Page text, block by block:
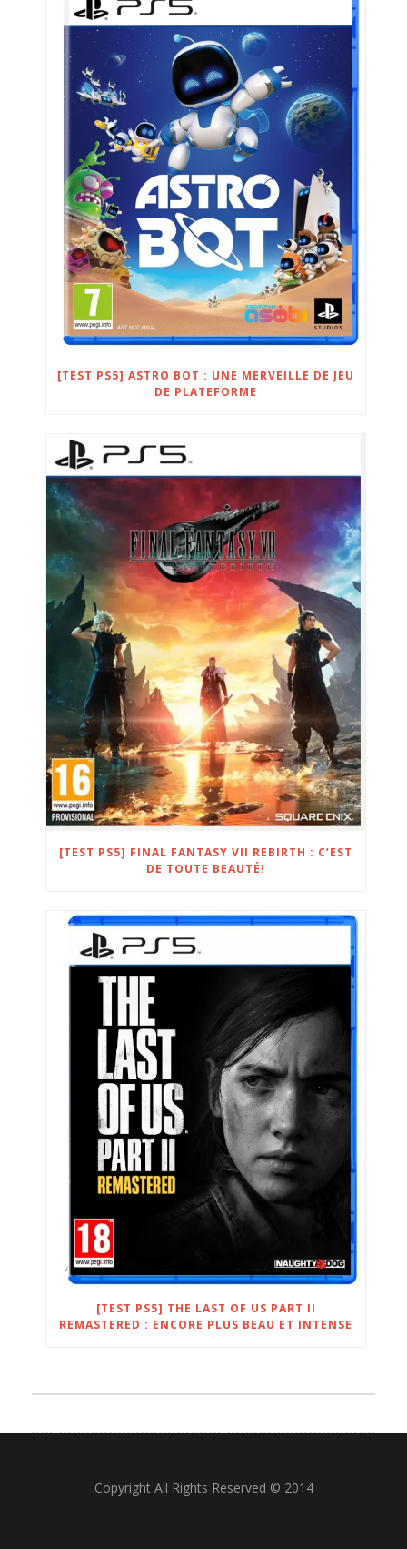
[TEST PS5] ASTRO BOT : UNE MERVEILLE DE JEU
DE PLATEFORME
[TEST PS5] FINAL FANTASY VII REBIRTH : C’EST
DE TOUTE BEAUTÉ!
[TEST PS5] THE LAST OF US PART II
REMASTERED : ENCORE PLUS BEAU ET INTENSE
Copyright All Rights Reserved © 2014